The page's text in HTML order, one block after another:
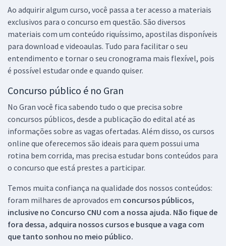
Ao adquirir algum curso, você passa a ter acesso a materiais
exclusivos para o concurso em questão. São diversos
materiais com um conteúdo riquíssimo, apostilas disponíveis
para download e videoaulas. Tudo para facilitar o seu
entendimento e tornar o seu cronograma mais flexível, pois
é possível estudar onde e quando quiser.
Concurso público é no Gran
No Gran você fica sabendo tudo o que precisa sobre
concursos públicos, desde a publicação do edital até as
informações sobre as vagas ofertadas. Além disso, os cursos
online que oferecemos são ideais para quem possui uma
rotina bem corrida, mas precisa estudar bons conteúdos para
o concurso que está prestes a participar.
Temos muita confiança na qualidade dos nossos conteúdos:
foram milhares de aprovados em concursos públicos,
inclusive no Concurso CNU com a nossa ajuda. Não fique de
fora dessa, adquira nossos cursos e busque a vaga com
que tanto sonhou no meio público.